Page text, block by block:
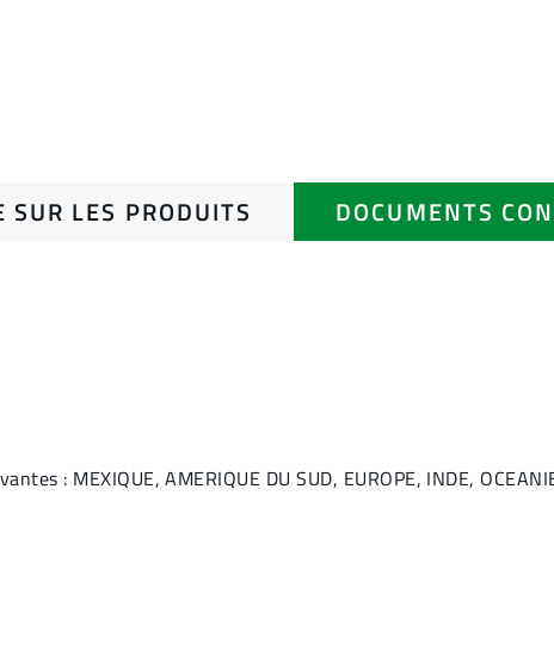
SUR LES PRODUITS DOCUMENTS
: MEXIQUE, AMERIQUE DU SUD, EUROPE, INDE,